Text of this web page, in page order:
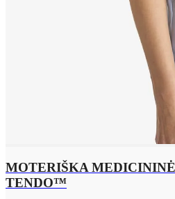
MOTERIŠKA
TENDO™